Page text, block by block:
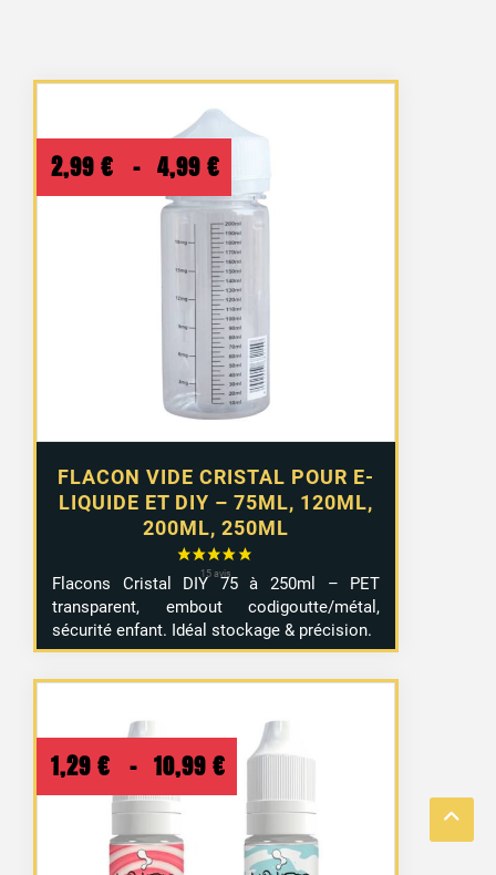
15 avis
FLACON VIDE CRISTAL POUR E-
LIQUIDE ET DIY – 75ML, 120ML,
200ML, 250ML
2,99 € – 4,99 €
de
prix :
2,99 €
à
4,99 €
Flacons Cristal DIY 75 à 250ml – PET
transparent, embout codigoutte/métal,
sécurité enfant. Idéal stockage & précision.
1,29 € – 10,99 €
Plage
de
prix :